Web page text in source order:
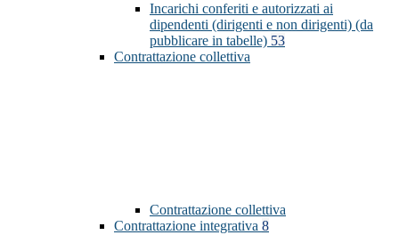
Incarichi conferiti e autorizzati ai
dipendenti (dirigenti e non dirigenti) (da
pubblicare in tabelle) 53
Contrattazione collettiva
Contrattazione collettiva
Contrattazione integrativa 8